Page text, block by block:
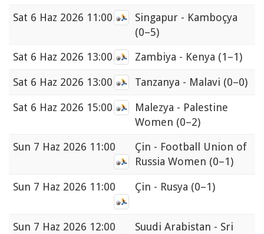
Sat 6 Haz 2026 11:00
Singapur - Kamboçya
(0–5)
Sat 6 Haz 2026 13:00 Zambiya - Kenya (1–1)
Sat 6 Haz 2026 13:00 Tanzanya - Malavi (0–0)
Sat 6 Haz 2026 15:00
Malezya - Palestine
Women (0–2)
Sun 7 Haz 2026 11:00
Çin - Football Union of
Russia Women (0–1)
Sun 7 Haz 2026 11:00 Çin - Rusya (0–1)
Sun 7 Haz 2026 12:00
Suudi Arabistan - Sri